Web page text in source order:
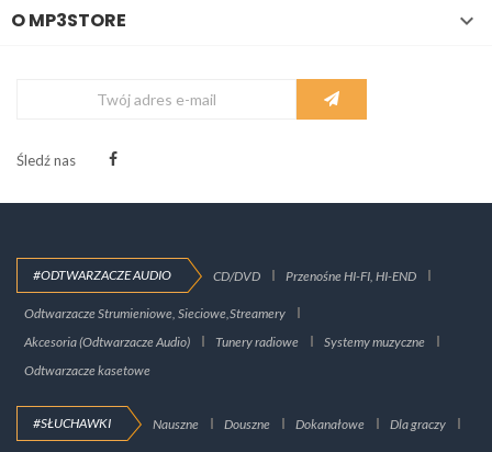
O MP3STORE 
Śledź nas
#ODTWARZACZE AUDIO CD/DVD Przenośne HI-FI, HI-END
Odtwarzacze Strumieniowe, Sieciowe,Streamery
Akcesoria (Odtwarzacze Audio)
Tunery radiowe
Systemy muzyczne
Odtwarzacze kasetowe
#SŁUCHAWKI Nauszne Douszne Dokanałowe Dla graczy